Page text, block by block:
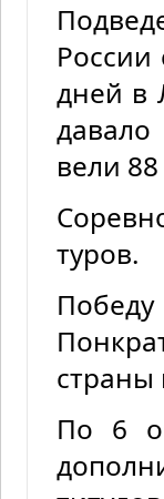
дней в
вели
туров.
страны
По 6